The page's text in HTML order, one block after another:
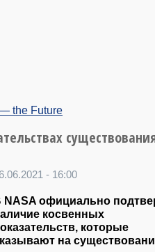
the Future
- 16:00
NASA официально
косвенных
которые
на